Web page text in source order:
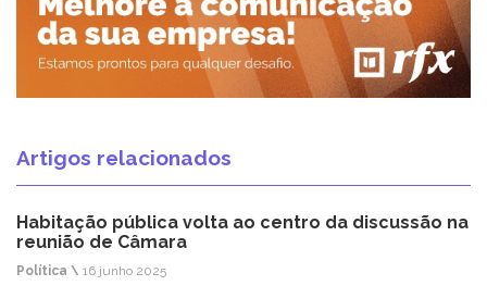
Artigos relacionados
Habitação pública volta ao centro da discussão na
reunião de Câmara
Política \ 16 junho 2025